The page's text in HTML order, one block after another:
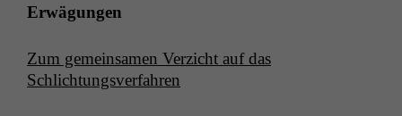
Erwä­gun­gen
Zum gemein­samen Verzicht auf das
Schlichtungsverfahren